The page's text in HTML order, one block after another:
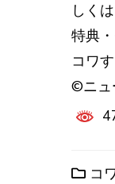
しく
特典
コワ
©ニュ
コ